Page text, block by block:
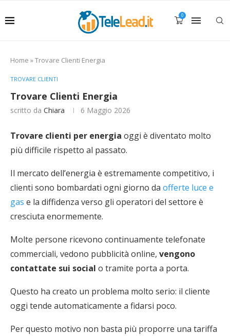
0
Home »Trovare Clienti Energia
TROVARE CLIENTI
Trovare Clienti Energia
scritto da Chiara 6 Maggio 2026
Trovare clienti per energia oggi è diventato molto
più difficile rispetto al passato.
Il mercato dell’energia è estremamente competitivo, i
clienti sono bombardati ogni giorno da offerte luce e
gas e la diffidenza verso gli operatori del settore è
cresciuta enormemente.
Molte persone ricevono continuamente telefonate
commerciali, vedono pubblicità online, vengono
contattate sui social o tramite porta a porta.
Questo ha creato un problema molto serio: il cliente
oggi tende automaticamente a fidarsi poco.
Per questo motivo non basta più proporre una tariffa